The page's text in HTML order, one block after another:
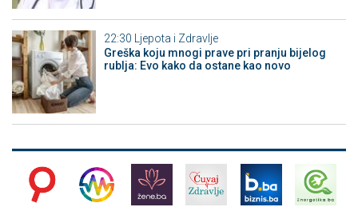
22:30 Ljepota i Zdravlje
Greška koju mnogi prave pri pranju bijelog
rublja: Evo kako da ostane kao novo